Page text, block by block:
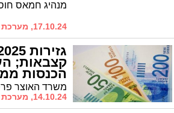
17.10.24, מערכת האתר
קצבאות;
הכנסות
14.10.24, מערכת האתר